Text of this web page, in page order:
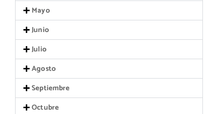
Mayo
Junio
Julio
Agosto
Septiembre
Octubre